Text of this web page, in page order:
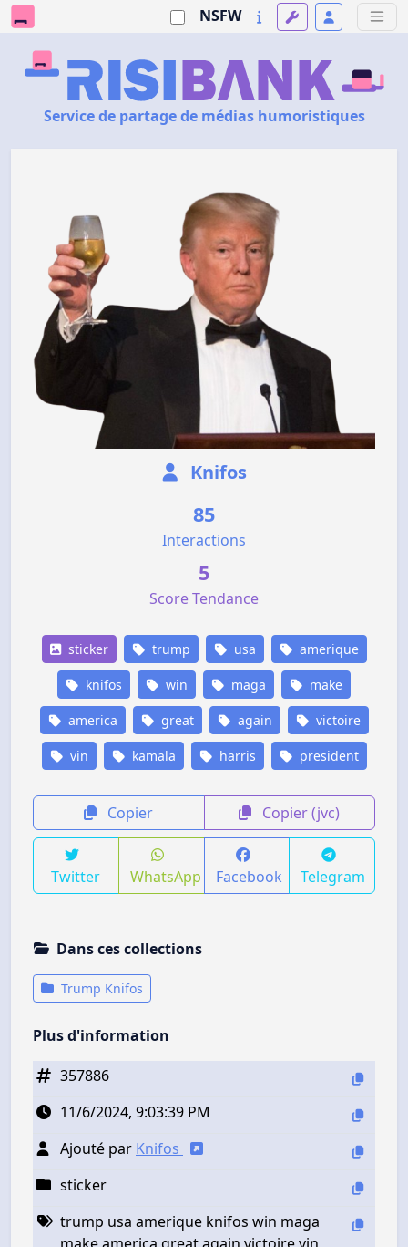
NSFW
Service de partage de médias humoristiques
Knifos
85
Interactions
5
Score Tendance
sticker trump usa amerique
knifos win maga make
america great again victoire
vin kamala harris president
Copier Copier (jvc)
Twitter WhatsApp Facebook Telegram
Dans ces collections
Trump Knifos
Plus d'information
357886
11/6/2024, 9:03:39 PM
Ajouté par Knifos
sticker
trump usa amerique knifos win maga